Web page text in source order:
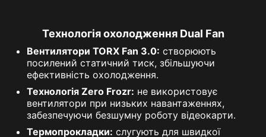
Технологія охолодження Dual Fan
Вентилятори TORX Fan 3.0: створюють
посилений статичний тиск, збільшуючи
ефективність охолодження.
Технологія Zero Frozr: не використовує
вентилятори при низьких навантаженнях,
забезпечуючи безшумну роботу відеокарти.
Термопрокладки: слугують для швидкої